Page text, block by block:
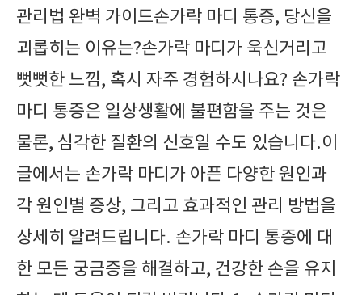
관리법 완벽 가이드손가락 마디 통증, 당신을
괴롭히는 이유는?손가락 마디가 욱신거리고
뻣뻣한 느낌, 혹시 자주 경험하시나요? 손가락
마디 통증은 일상생활에 불편함을 주는 것은
물론, 심각한 질환의 신호일 수도 있습니다.이
글에서는 손가락 마디가 아픈 다양한 원인과
각 원인별 증상, 그리고 효과적인 관리 방법을
상세히 알려드립니다. 손가락 마디 통증에 대
한 모든 궁금증을 해결하고, 건강한 손을 유지